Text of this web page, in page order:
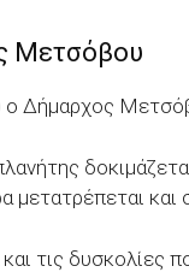
Μετσόβου
ο Δήμαρχος
μετατρέπεται
τις δυσκολίες